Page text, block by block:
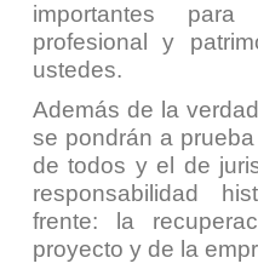
importantes
profesional y
ustedes.
Además de la
se pondrán a
de todos y el de
responsabilidad
frente: la
proyecto y de la